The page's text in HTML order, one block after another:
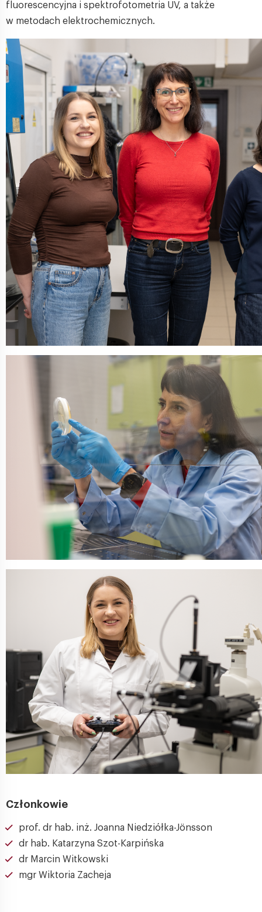
fluorescencyjna i spektrofotometria UV, a także
w metodach elektrochemicznych.
Członkowie
prof. dr hab. inż. Joanna Niedziółka-Jönsson
dr hab. Katarzyna Szot-Karpińska
dr Marcin Witkowski
mgr Wiktoria Zacheja